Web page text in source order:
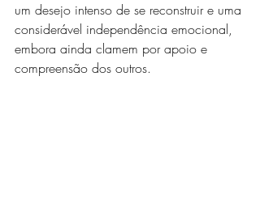
um desejo intenso de se reconstruir e uma
considerável independência emocional,
embora ainda clamem por apoio e
compreensão dos outros.